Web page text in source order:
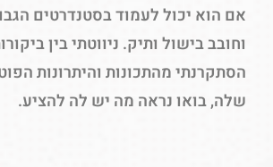
אם הוא יכול לעמוד בסטנדרטים
וחובב בישול ותיק. ניווטתי בין
הסתקרנתי מהתכונות והיתרונות
שלה, בואו נראה מה יש לה להציע.